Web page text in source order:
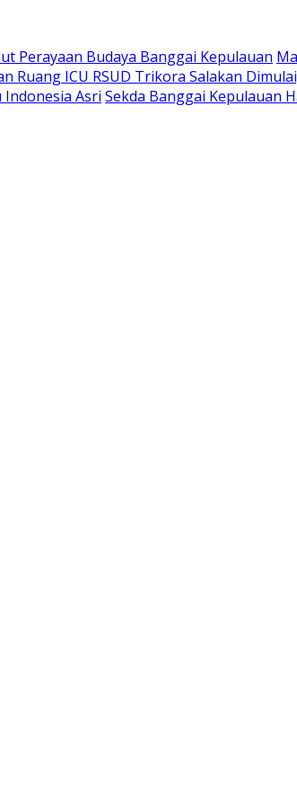
Perayaan Budaya Banggai Kepulauan
Ruang ICU RSUD Trikora Salakan
Asri Sekda Banggai Kepulauan